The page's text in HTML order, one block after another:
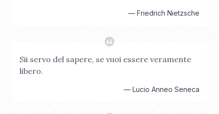
— Friedrich Nietzsche
Sii servo del sapere, se vuoi essere veramente
libero.
— Lucio Anneo Seneca